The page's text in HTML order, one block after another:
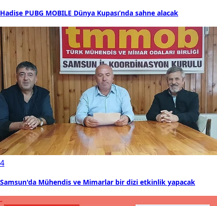
Hadise PUBG MOBILE Dünya Kupası’nda sahne alacak
4
Samsun'da Mühendis ve Mimarlar bir dizi etkinlik yapacak